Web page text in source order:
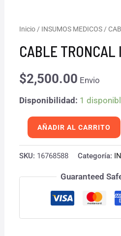
Inicio / INSUMOS MEDICOS /
CABLE TRONCAL
$2,500.00 Envio
Disponibilidad: 1
CABLE
TRONCAL
IBP
cantidad
AÑADIR AL CARRITO
SKU: 16768588 Categoría:
Guaranteed